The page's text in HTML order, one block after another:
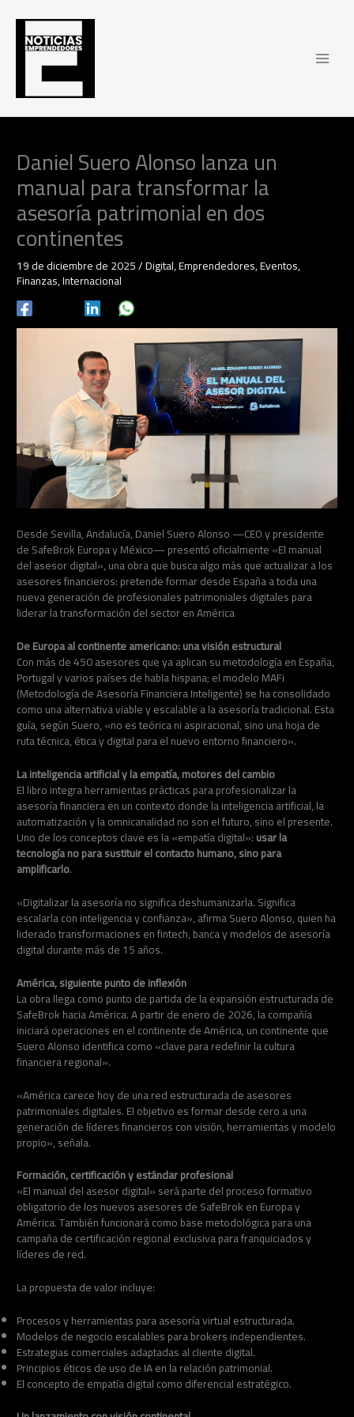
contenido
Daniel Suero Alonso lanza un
manual para transformar la
asesoría patrimonial en dos
continentes
19 de diciembre de 2025/Digital,Emprendedores,Eventos,
Finanzas,Internacional
Desde Sevilla, Andalucía, Daniel Suero Alonso —CEO y presidente
de SafeBrok Europa y México— presentó oficialmente «El manual
del asesor digital», una obra que busca algo más que actualizar a los
asesores financieros: pretende formar desde España a toda una
nueva generación de profesionales patrimoniales digitales para
liderar la transformación del sector en América
De Europa al continente americano: una visión estructural
Con más de 450 asesores que ya aplican su metodología en España,
Portugal y varios países de habla hispana; el modelo MAFi
(Metodología de Asesoría Financiera Inteligente) se ha consolidado
como una alternativa viable y escalable a la asesoría tradicional. Esta
guía, según Suero, «no es teórica ni aspiracional, sino una hoja de
ruta técnica, ética y digital para el nuevo entorno financiero».
La inteligencia artificial y la empatía, motores del cambio
El libro integra herramientas prácticas para profesionalizar la
asesoría financiera en un contexto donde la inteligencia artificial, la
automatización y la omnicanalidad no son el futuro, sino el presente.
Uno de los conceptos clave es la «empatía digital»:usar la
tecnología no para sustituir el contacto humano, sino para
amplificarlo.
«Digitalizar la asesoría no significa deshumanizarla. Significa
escalarla con inteligencia y confianza», afirma Suero Alonso, quien ha
liderado transformaciones en fintech, banca y modelos de asesoría
digital durante más de 15 años.
América, siguiente punto de inflexión
La obra llega como punto de partida de la expansión estructurada de
SafeBrok hacia América. A partir de enero de 2026, la compañía
iniciará operaciones en el continente de América, un continente que
Suero Alonso identifica como «clave para redefinir la cultura
financiera regional».
«América carece hoy de una red estructurada de asesores
patrimoniales digitales. El objetivo es formar desde cero a una
generación de líderes financieros con visión, herramientas y modelo
propio», señala.
Formación, certificación y estándar profesional
«El manual del asesor digital» será parte del proceso formativo
obligatorio de los nuevos asesores de SafeBrok en Europa y
América. También funcionará como base metodológica para una
campaña de certificación regional exclusiva para franquiciados y
líderes de red.
La propuesta de valor incluye:
Procesos y herramientas para asesoría virtual estructurada.
Modelos de negocio escalables para brokers independientes.
Estrategias comerciales adaptadas al cliente digital.
Principios éticos de uso de IA en la relación patrimonial.
El concepto de empatía digital como diferencial estratégico.